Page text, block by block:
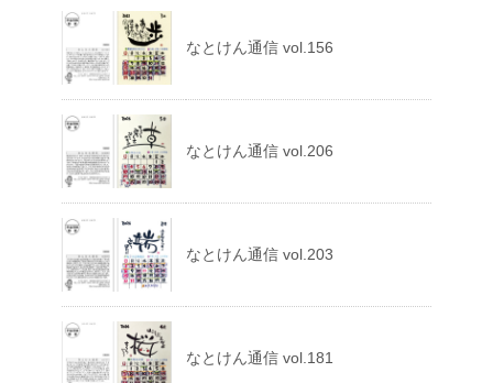
なとけん通信 vol.156
なとけん通信 vol.206
なとけん通信 vol.203
なとけん通信 vol.181